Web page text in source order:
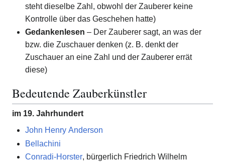
steht dieselbe Zahl, obwohl der Zauberer keine
Kontrolle über das Geschehen hatte)
Gedankenlesen – Der Zauberer sagt, an was der
bzw. die Zuschauer denken (z. B. denkt der
Zuschauer an eine Zahl und der Zauberer errät
diese)
Bedeutende Zauberkünstler
im 19. Jahrhundert
John Henry Anderson
Bellachini
Conradi-Horster, bürgerlich Friedrich Wilhelm